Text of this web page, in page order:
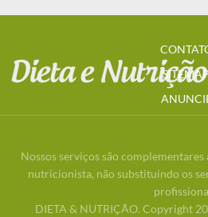
SITEMAP
Nossos serviços são
nutricionista, não substituindo os
DIETA & NUTRIÇÃO. Copyright